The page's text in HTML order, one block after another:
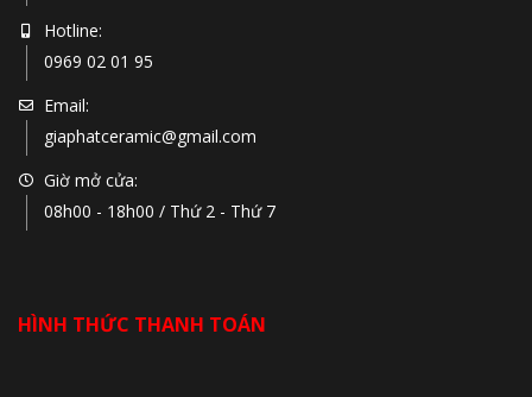
Hotline:
0969 02 01 95
Email:
giaphatceramic@gmail.com
Giờ mở cửa:
08h00 - 18h00 / Thứ 2 - Thứ 7
HÌNH THỨC THANH TOÁN